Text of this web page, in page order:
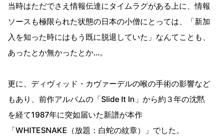
当時はただでさえ情報伝達にタイムラグがある上に、情報
ソースも極限られた状態の日本の小僧にとっては、「新加
入を知った時にはもう既に脱退していた」なんてことも、
あったとか無かったとか…。
更に、ディヴィッド・カヴァーデルの喉の手術の影響など
もあり、前作アルバムの「Slide It In」から約３年の沈黙
を経て1987年に突如届いた新譜が本作
「WHITESNAKE（放題：白蛇の紋章）」でした。